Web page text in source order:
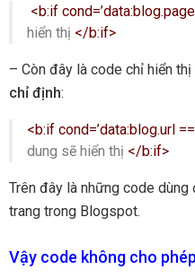
<b:if
hiển thị </b:if>
– Còn đây là code chỉ hiển
chỉ định:
<b:if cond=’data:blog.url
dung sẽ hiển thị </b:if>
Trên đây là những code
trang trong Blogspot.
Vậy code không cho